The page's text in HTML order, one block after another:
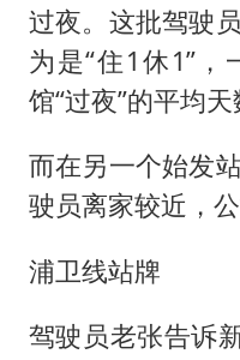
过夜。这批驾驶
为是“住1休1”
馆“过夜”的平均天
而在另一个始发
驶员离家较近，公
浦卫线站牌
驾驶员老张告诉